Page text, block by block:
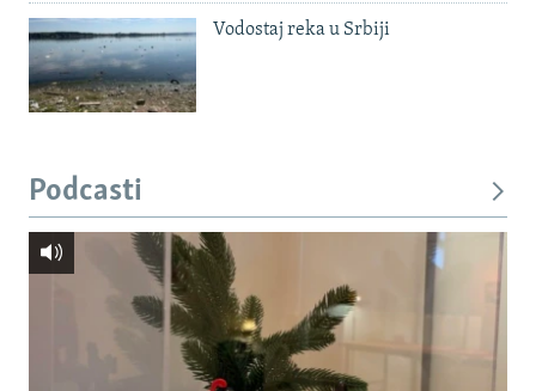
Vodostaj reka u Srbiji
Podcasti